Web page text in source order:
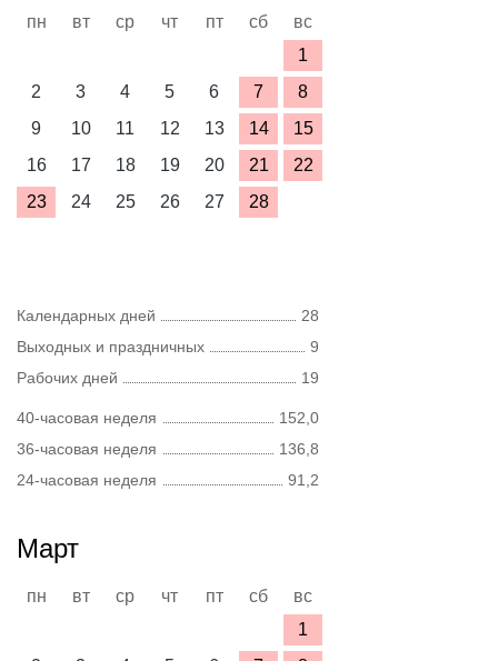
пн вт ср чт пт сб
вс
1
2
3 4 5 6 7
8
9
10 11 12 13 14
15
16
17 18 19 20 21
22
23
24 25 26 27 28
Календарных дней
28
Выходных и праздничных
9
Рабочих дней
19
40-часовая неделя
152,0
36-часовая неделя
136,8
24-часовая неделя
91,2
Март
пн вт ср чт пт сб
вс
1